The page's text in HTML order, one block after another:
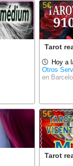
5€
Tarot
Hoy a
Otros
en
5€
Tarot